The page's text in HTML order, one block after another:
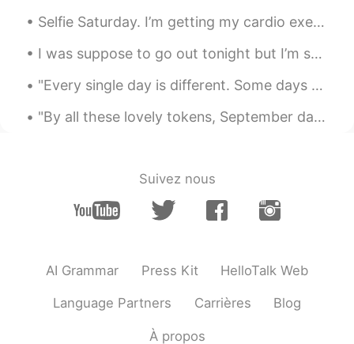
CN EN
果断关注你！
Ella 2019.10.13 12:25
我会借鉴您的方法👍👍
Janey 2019.10.13 12:19
Right , I need a mate talk about shelf
engineer .
Selfie Saturday. I’m getting my cardio exercise in today. A nice run is good for the body, soul...
I was suppose to go out tonight but I’m so tired from work... 😣👩🏻‍⚕️ what is everyone doing toda...
"Every single day is different. Some days you wake up and feel strong to face the world, you feel...
"By all these lovely tokens, September days are here. With summer's best of weather and autumn's ...
Suivez nous
AI Grammar Press Kit HelloTalk Web
Language Partners Carrières Blog
À propos